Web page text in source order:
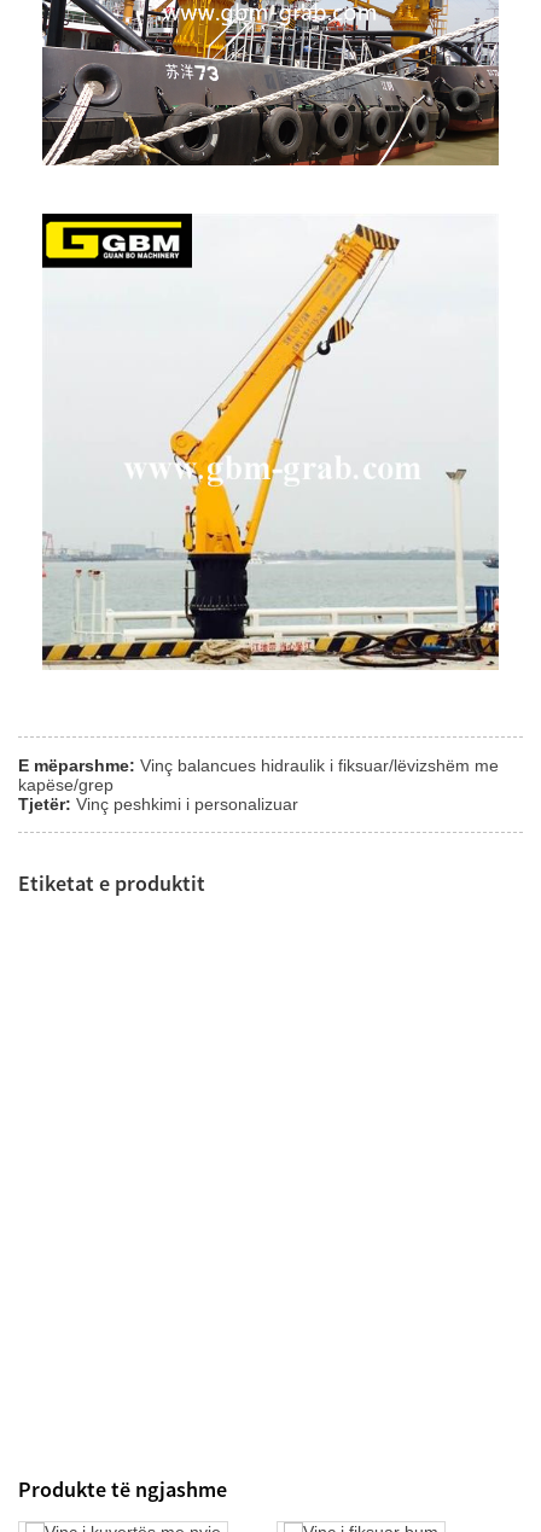
E mëparshme: Vinç balancues hidraulik i fiksuar/lëvizshëm me
kapëse/grep
Tjetër: Vinç peshkimi i personalizuar
Etiketat e produktit
Produkte të ngjashme